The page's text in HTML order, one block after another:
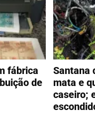
fábrica
de
Santana
mata e
caseiro;